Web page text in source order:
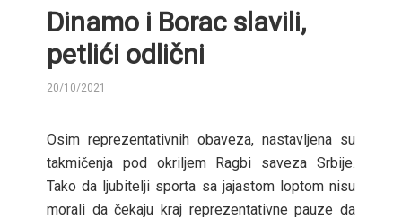
Dinamo i Borac slavili,
petlići odlični
20/10/2021
Osim reprezentativnih obaveza, nastavljena su
takmičenja pod okriljem Ragbi saveza Srbije.
Tako da ljubitelji sporta sa jajastom loptom nisu
morali da čekaju kraj reprezentativne pauze da